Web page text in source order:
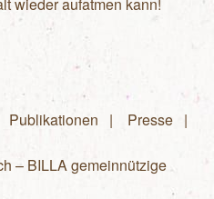
Publikationen
Presse
– BILLA gemeinnützige